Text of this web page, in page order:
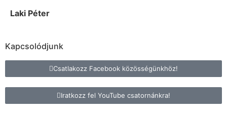
Laki Péter
Kapcsolódjunk
Csatlakozz Facebook közösségünkhöz!
Iratkozz fel YouTube csatornánkra!